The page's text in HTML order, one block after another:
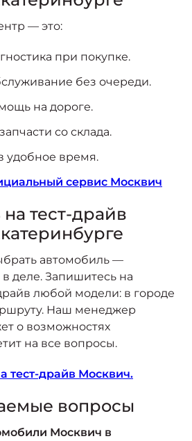
— это:
при покупке.
без очереди.
на дороге.
со склада.
удобное время.
сервис Москвич
тест-драйв
автомобиль —
в деле. Запишитесь на
любой модели: в городе
Наш менеджер
о возможностях
на все вопросы.
тест-драйв Москвич.
вопросы
Москвич в